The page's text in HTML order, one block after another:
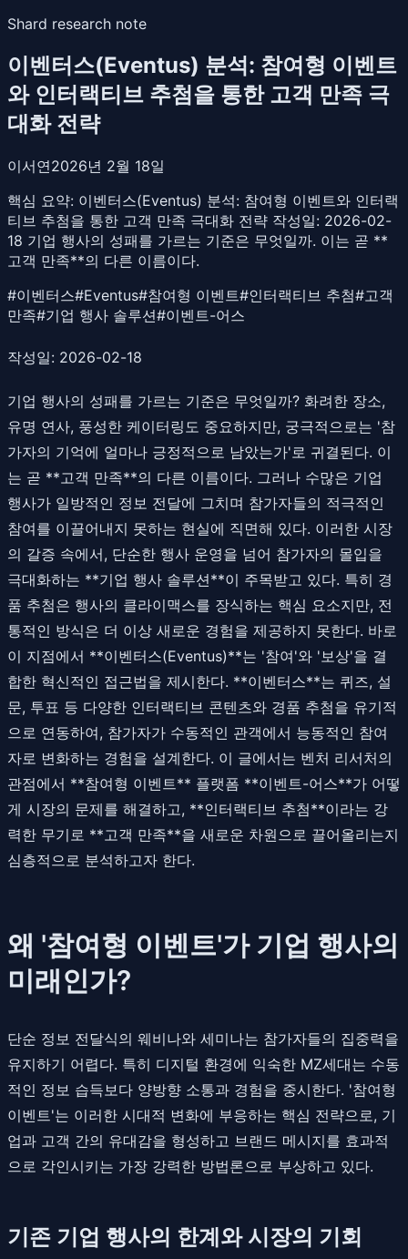
Shard research note
이벤터스(Eventus) 분석: 참여형 이벤트
와 인터랙티브 추첨을 통한 고객 만족 극
대화 전략
이서연2026년 2월 18일
핵심 요약: 이벤터스(Eventus) 분석: 참여형 이벤트와 인터랙
티브 추첨을 통한 고객 만족 극대화 전략 작성일: 2026-02-
18 기업 행사의 성패를 가르는 기준은 무엇일까. 이는 곧 **
고객 만족**의 다른 이름이다.
#이벤터스#Eventus#참여형 이벤트#인터랙티브 추첨#고객
만족#기업 행사 솔루션#이벤트-어스
작성일: 2026-02-18
기업 행사의 성패를 가르는 기준은 무엇일까? 화려한 장소,
유명 연사, 풍성한 케이터링도 중요하지만, 궁극적으로는 '참
가자의 기억에 얼마나 긍정적으로 남았는가'로 귀결된다. 이
는 곧 **고객 만족**의 다른 이름이다. 그러나 수많은 기업
행사가 일방적인 정보 전달에 그치며 참가자들의 적극적인
참여를 이끌어내지 못하는 현실에 직면해 있다. 이러한 시장
의 갈증 속에서, 단순한 행사 운영을 넘어 참가자의 몰입을
극대화하는 **기업 행사 솔루션**이 주목받고 있다. 특히 경
품 추첨은 행사의 클라이맥스를 장식하는 핵심 요소지만, 전
통적인 방식은 더 이상 새로운 경험을 제공하지 못한다. 바로
이 지점에서 **이벤터스(Eventus)**는 '참여'와 '보상'을 결
합한 혁신적인 접근법을 제시한다. **이벤터스**는 퀴즈, 설
문, 투표 등 다양한 인터랙티브 콘텐츠와 경품 추첨을 유기적
으로 연동하여, 참가자가 수동적인 관객에서 능동적인 참여
자로 변화하는 경험을 설계한다. 이 글에서는 벤처 리서처의
관점에서 **참여형 이벤트** 플랫폼 **이벤트-어스**가 어떻
게 시장의 문제를 해결하고, **인터랙티브 추첨**이라는 강
력한 무기로 **고객 만족**을 새로운 차원으로 끌어올리는지
심층적으로 분석하고자 한다.
왜 '참여형 이벤트'가 기업 행사의
미래인가?
단순 정보 전달식의 웨비나와 세미나는 참가자들의 집중력을
유지하기 어렵다. 특히 디지털 환경에 익숙한 MZ세대는 수동
적인 정보 습득보다 양방향 소통과 경험을 중시한다. '참여형
이벤트'는 이러한 시대적 변화에 부응하는 핵심 전략으로, 기
업과 고객 간의 유대감을 형성하고 브랜드 메시지를 효과적
으로 각인시키는 가장 강력한 방법론으로 부상하고 있다.
기존 기업 행사의 한계와 시장의 기회